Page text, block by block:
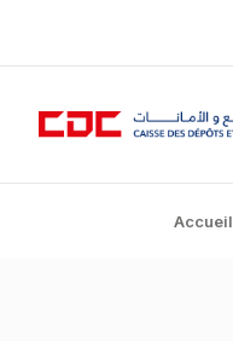
Accueil